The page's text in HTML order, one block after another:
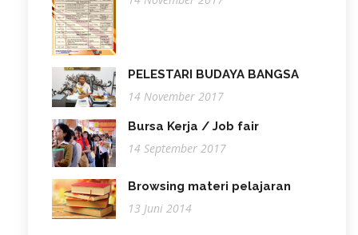
PELESTARI BUDAYA BANGSA
14 November 2017
Bursa Kerja / Job fair
14 September 2017
Browsing materi pelajaran
13 Juni 2014